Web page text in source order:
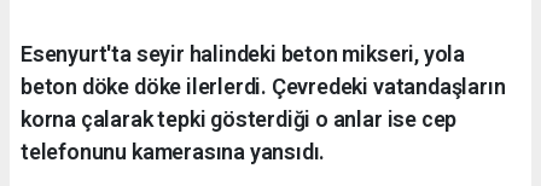
Esenyurt'ta seyir halindeki beton mikseri, yola
beton döke döke ilerlerdi. Çevredeki vatandaşların
korna çalarak tepki gösterdiği o anlar ise cep
telefonunu kamerasına yansıdı.